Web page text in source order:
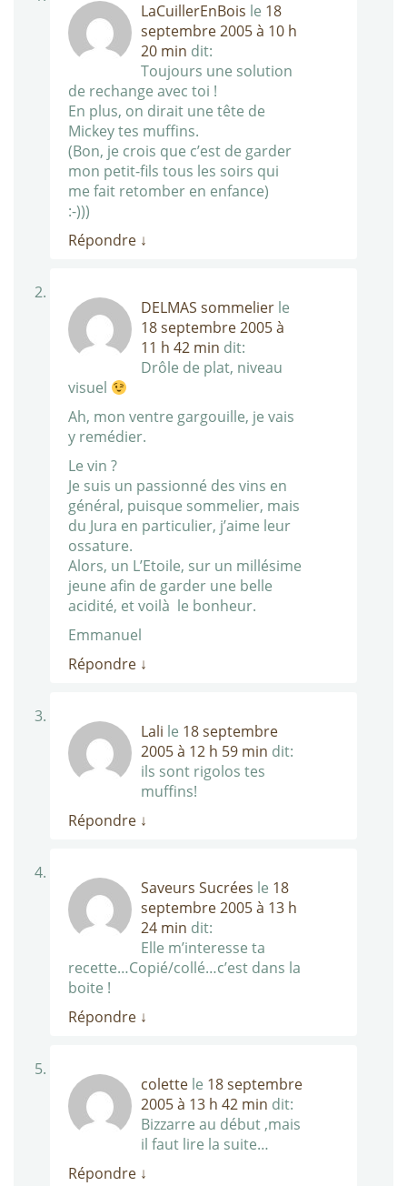
LaCuillerEnBois le 18
septembre 2005 à 10 h
20 min dit:
Toujours une solution
de rechange avec toi !
En plus, on dirait une tête de
Mickey tes muffins.
(Bon, je crois que c’est de garder
mon petit-fils tous les soirs qui
me fait retomber en enfance)
:-)))
Répondre ↓
DELMAS sommelier le
18 septembre 2005 à
11 h 42 min dit:
Drôle de plat, niveau
visuel
Ah, mon ventre gargouille, je vais
y remédier.
Le vin ?
Je suis un passionné des vins en
général, puisque sommelier, mais
du Jura en particulier, j’aime leur
ossature.
Alors, un L’Etoile, sur un millésime
jeune afin de garder une belle
acidité, et voilà le bonheur.
Emmanuel
Répondre ↓
Lali le 18 septembre
2005 à 12 h 59 min dit:
ils sont rigolos tes
muffins!
Répondre ↓
Saveurs Sucrées le 18
septembre 2005 à 13 h
24 min dit:
Elle m’interesse ta
recette…Copié/collé…c’est dans la
boite !
Répondre ↓
colette le 18 septembre
2005 à 13 h 42 min dit:
Bizzarre au début ,mais
il faut lire la suite…
Répondre ↓